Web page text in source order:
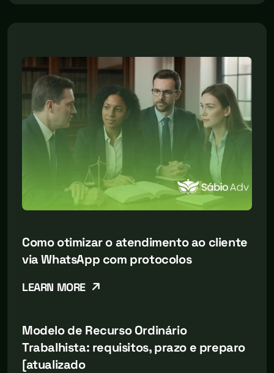
Como otimizar o atendimento ao cliente
via WhatsApp com protocolos
LEARN MORE
Modelo de Recurso Ordinário
Trabalhista: requisitos, prazo e preparo
[atualizado